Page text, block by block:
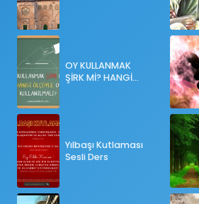
OY KULLANMAK
ŞİRK Mİ? HANGİ
Yılbaşı Kutlaması
Sesli Ders